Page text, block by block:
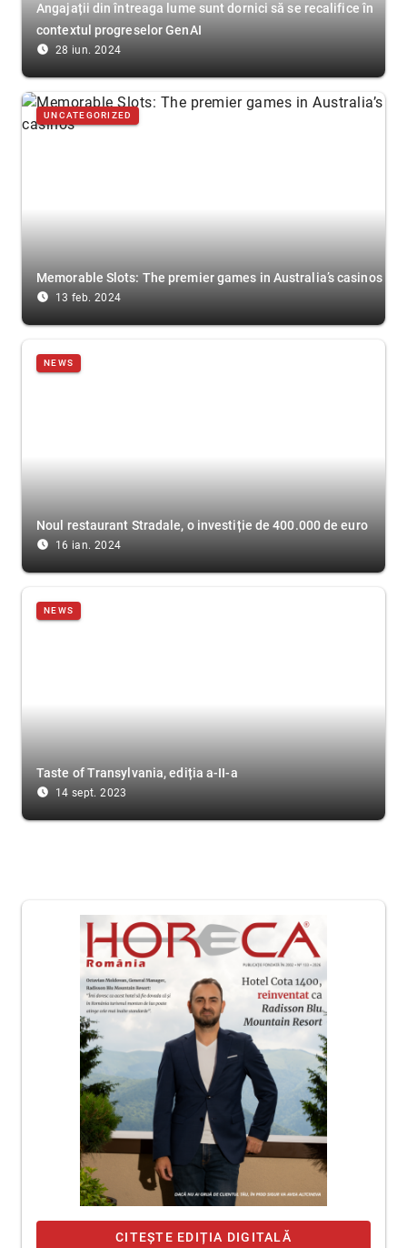
Angajații din întreaga lume sunt dornici să se recalifice în
contextul progreselor GenAI
access_time_filled 28 iun. 2024
UNCATEGORIZED
Memorable Slots: The premier games in Australia’s casinos
access_time_filled 13 feb. 2024
NEWS
Noul restaurant Stradale, o investiție de 400.000 de euro
access_time_filled 16 ian. 2024
NEWS
Taste of Transylvania, ediția a-II-a
access_time_filled 14 sept. 2023
CITEȘTE EDIȚIA DIGITALĂ